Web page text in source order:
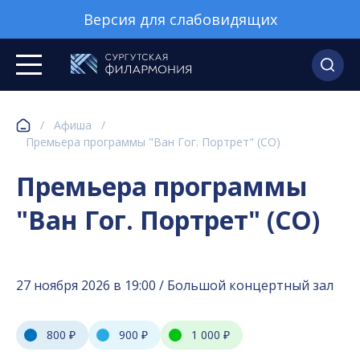
Версия для слабовидящих
/ Афиша
/
Премьера программы "Ван Гог. Портрет" (СО)
Премьера программы
"Ван Гог. Портрет" (СО)
27 ноября 2026 в 19:00 / Большой концертный зал
800 ₽ 900 ₽ 1 000 ₽